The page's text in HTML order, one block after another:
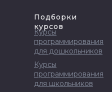
Подборки
курсов
Курсы
программирования
для дошкольников
Курсы
программирования
для школьников